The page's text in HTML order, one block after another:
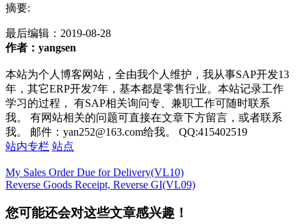
摘要:
最后编辑： 2019-08-28
作者：yangsen
本站为个人博客网站，全由我个人维护，我从事SAP开发13
年，其它ERP开发7年，基本都是零售行业。本站记录工作
学习的过程， 有SAP相关询问专、兼职工作可随时联系
我。 有网站相关的问题可直接在文章下方留言，或者联系
我。 邮件：yan252@163.com给我。 QQ:415402519
站内专栏 站点
My Sales Order Due for Delivery(VL10)
Reverse Goods Receipt, Reverse GI(VL09)
您可能还会对这些文章感兴趣！